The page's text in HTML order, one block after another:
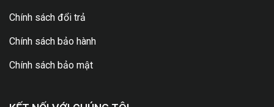
Chính sách đổi trả
Chính sách bảo hành
Chính sách bảo mật